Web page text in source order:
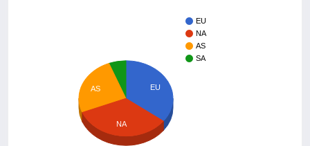
EU
NA
AS
SA
EU
AS
NA